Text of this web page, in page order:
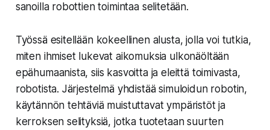
sanoilla robottien toimintaa selitetään.
Työssä esitellään kokeellinen alusta, jolla voi tutkia,
miten ihmiset lukevat aikomuksia ulkonäöltään
epähumaanista, siis kasvoitta ja eleittä toimivasta,
robotista. Järjestelmä yhdistää simuloidun robotin,
käytännön tehtäviä muistuttavat ympäristöt ja
kerroksen selityksiä, jotka tuotetaan suurten